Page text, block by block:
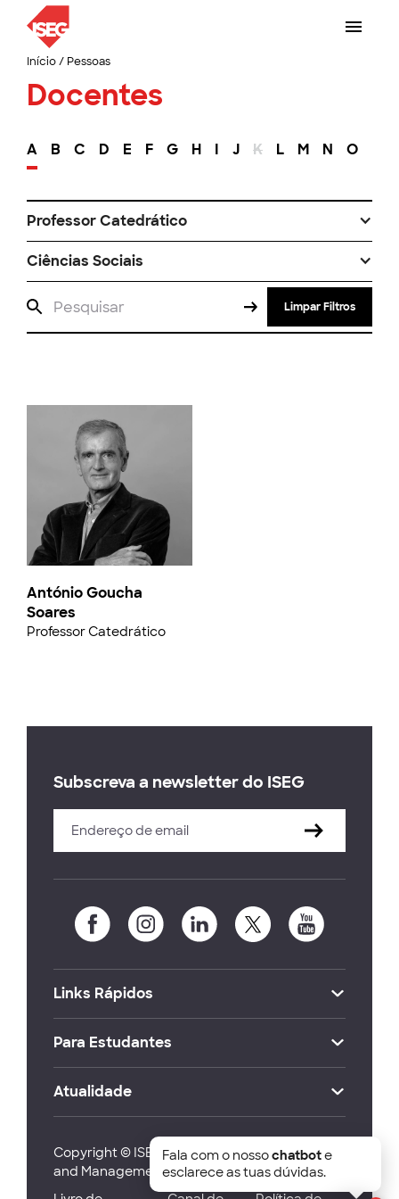
Início/ Pessoas
Docentes
A B C D E F G H I J K L M N O
Professor Catedrático
Ciências Sociais
Limpar Filtros
António Goucha
Soares
Professor Catedrático
Subscreva a newsletter do ISEG
Links Rápidos
Para Estudantes
Atualidade
Copyright © ISEG Lisbon School of Economics
and Management 2026
Fala com o nossochatbote
esclarece as tuas dúvidas.